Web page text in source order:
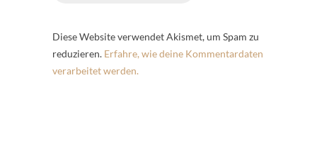
Diese Website verwendet Akismet, um Spam zu
reduzieren. Erfahre, wie deine Kommentardaten
verarbeitet werden.